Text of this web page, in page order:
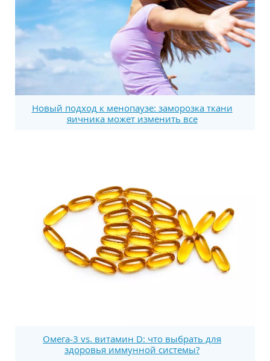
Новый подход к менопаузе: заморозка ткани
яичника может изменить все
Омега-3 vs. витамин D: что выбрать для
здоровья иммунной системы?